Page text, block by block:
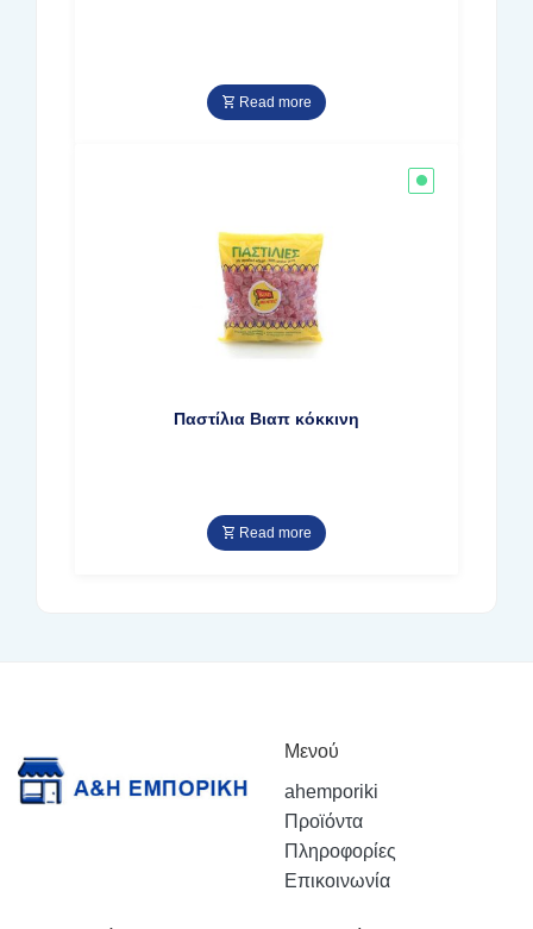
Read more
Παστίλια Βιαπ κόκκινη
Read more
Μενού
ahemporiki
Προϊόντα
Πληροφορίες
Επικοινωνία